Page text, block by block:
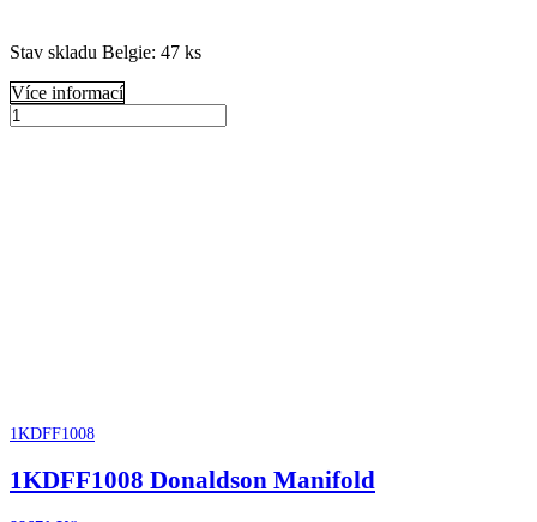
Stav skladu Belgie: 47 ks
Více informací
B055006
1KDFF1008
1KDFF1008 Donaldson Manifold